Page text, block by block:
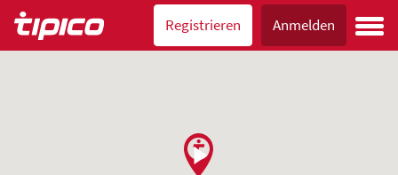
Registrieren Anmelden